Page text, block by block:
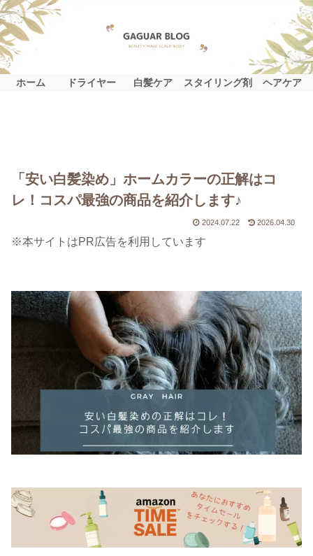
ホーム ドライヤー 白髪ケア スタイリング剤 ヘアケア
「安い白髪染め」ホームカラーの正解はコ
レ！コスパ最強の商品を紹介します♪
2024.07.22 2026.04.30
※本サイトはPR広告を利用しています